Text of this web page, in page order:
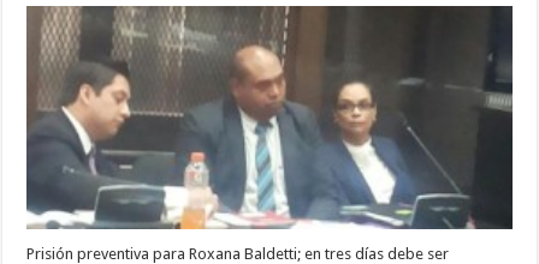
Prisión preventiva para Roxana Baldetti; en tres días debe ser